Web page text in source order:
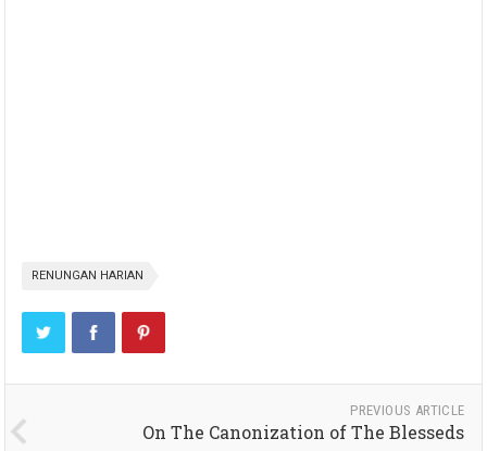
RENUNGAN HARIAN
PREVIOUS ARTICLE
On The Canonization of The Blesseds